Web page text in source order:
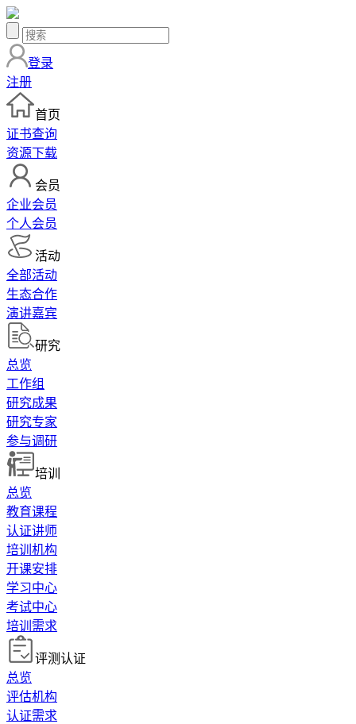
登录
注册
首页
证书查询
资源下载
会员
企业会员
个人会员
活动
全部活动
生态合作
演讲嘉宾
研究
总览
工作组
研究成果
研究专家
参与调研
培训
总览
教育课程
认证讲师
培训机构
开课安排
学习中心
考试中心
培训需求
评测认证
总览
评估机构
认证需求